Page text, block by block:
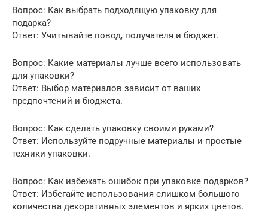
Вопрос: Как выбрать подходящую упаковку для
подарка?
Ответ: Учитывайте повод, получателя и бюджет.
Вопрос: Какие материалы лучше всего использовать
для упаковки?
Ответ: Выбор материалов зависит от ваших
предпочтений и бюджета.
Вопрос: Как сделать упаковку своими руками?
Ответ: Используйте подручные материалы и простые
техники упаковки.
Вопрос: Как избежать ошибок при упаковке подарков?
Ответ: Избегайте использования слишком большого
количества декоративных элементов и ярких цветов.